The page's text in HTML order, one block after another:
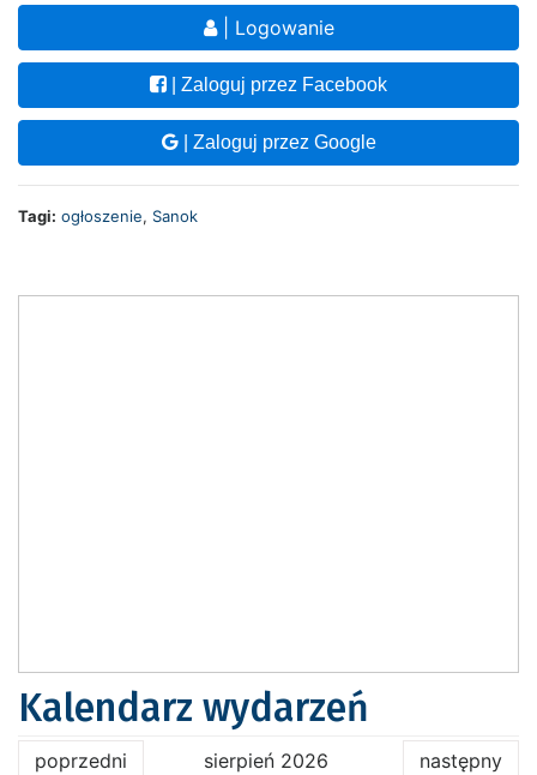
| Logowanie
| Zaloguj przez Facebook
| Zaloguj przez Google
Tagi: ogłoszenie, Sanok
Kalendarz wydarzeń
poprzedni sierpień 2026 następny